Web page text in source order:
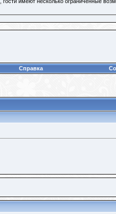
Справка